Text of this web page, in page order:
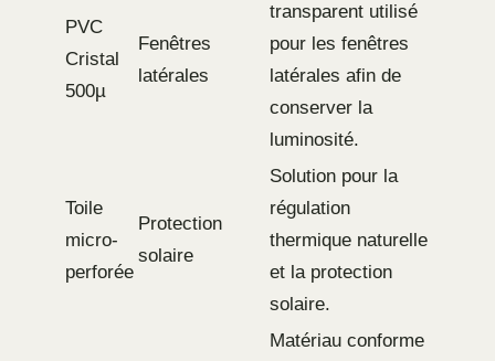
PVC
Cristal
500µ
Fenêtres
latérales
transparent utilisé
pour les fenêtres
latérales afin de
conserver la
luminosité.
Toile
micro-
perforée
Protection
solaire
Solution pour la
régulation
thermique naturelle
et la protection
solaire.
Matériau conforme